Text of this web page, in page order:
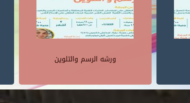
ورشه الرسم والتلوين